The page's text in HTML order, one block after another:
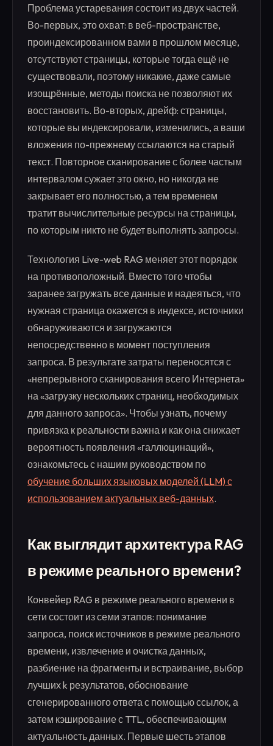
Проблема устаревания состоит из двух частей.
Во-первых, это охват: в веб-пространстве,
проиндексированном вами в прошлом месяце,
отсутствуют страницы, которые тогда ещё не
существовали, поэтому никакие, даже самые
изощрённые, методы поиска не позволяют их
восстановить. Во-вторых, дрейф: страницы,
которые вы индексировали, изменились, а ваши
вложения по-прежнему ссылаются на старый
текст. Повторное сканирование с более частым
интервалом сужает это окно, но никогда не
закрывает его полностью, а тем временем
тратит вычислительные ресурсы на страницы,
по которым никто не будет выполнять запросы.
Технология Live-web RAG меняет этот порядок
на противоположный. Вместо того чтобы
заранее загружать все данные и надеяться, что
нужная страница окажется в индексе, источники
обнаруживаются и загружаются
непосредственно в момент поступления
запроса. В результате затраты переносятся с
«непрерывного сканирования всего Интернета»
на «загрузку нескольких страниц, необходимых
для данного запроса». Чтобы узнать, почему
привязка к реальности важна и как она снижает
вероятность появления «галлюцинаций»,
ознакомьтесь с нашим руководством по
обучение больших языковых моделей (LLM) с
использованием актуальных веб-данных.
Как выглядит архитектура RAG
в режиме реального времени?
Конвейер RAG в режиме реального времени в
сети состоит из семи этапов: понимание
запроса, поиск источников в режиме реального
времени, извлечение и очистка данных,
разбиение на фрагменты и встраивание, выбор
лучших k результатов, обоснование
сгенерированного ответа с помощью ссылок, а
затем кэширование с TTL, обеспечивающим
актуальность данных. Первые шесть этапов